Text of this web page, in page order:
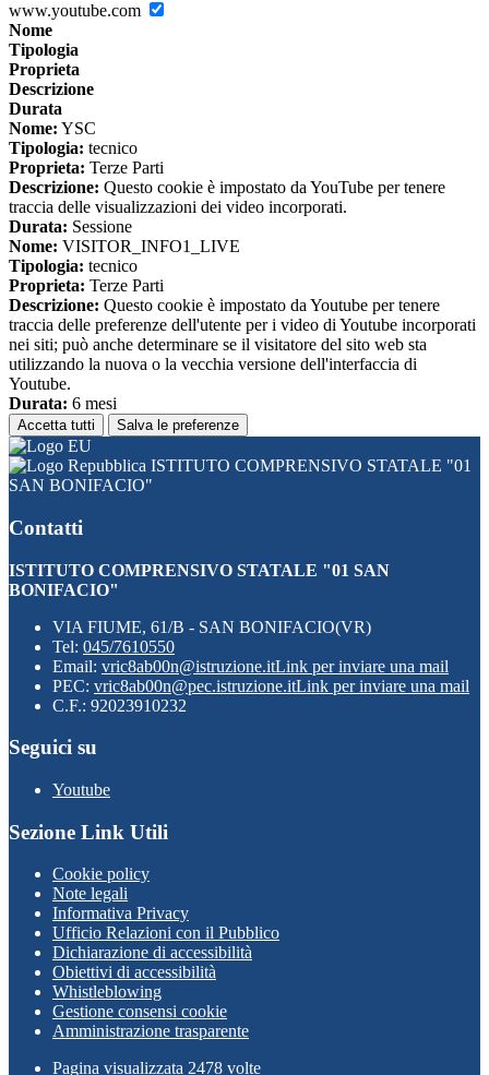
www.youtube.com
Nome
Tipologia
Proprieta
Descrizione
Durata
Nome: YSC
Tipologia: tecnico
Proprieta: Terze Parti
Descrizione: Questo cookie è impostato da YouTube per tenere
traccia delle visualizzazioni dei video incorporati.
Durata: Sessione
Nome: VISITOR_INFO1_LIVE
Tipologia: tecnico
Proprieta: Terze Parti
Descrizione: Questo cookie è impostato da Youtube per tenere
traccia delle preferenze dell'utente per i video di Youtube incorporati
nei siti; può anche determinare se il visitatore del sito web sta
utilizzando la nuova o la vecchia versione dell'interfaccia di
Youtube.
Durata: 6 mesi
Accetta tutti Salva le preferenze
ISTITUTO COMPRENSIVO STATALE "01
SAN BONIFACIO"
Contatti
ISTITUTO COMPRENSIVO STATALE "01 SAN
BONIFACIO"
VIA FIUME, 61/B - SAN BONIFACIO(VR)
Tel: 045/7610550
Email: vric8ab00n@istruzione.itLink per inviare una mail
PEC: vric8ab00n@pec.istruzione.itLink per inviare una mail
C.F.: 92023910232
Seguici su
Youtube
Sezione Link Utili
Cookie policy
Note legali
Informativa Privacy
Ufficio Relazioni con il Pubblico
Dichiarazione di accessibilità
Obiettivi di accessibilità
Whistleblowing
Gestione consensi cookie
Amministrazione trasparente
Pagina visualizzata 2478 volte